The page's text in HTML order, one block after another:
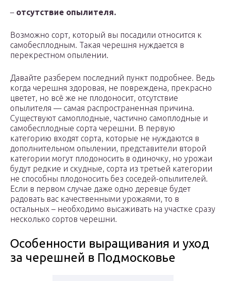
– отсутствие опылителя.
Возможно сорт, который вы посадили относится к
самобесплодным. Такая черешня нуждается в
перекрестном опылении.
Давайте разберем последний пункт подробнее. Ведь
когда черешня здоровая, не повреждена, прекрасно
цветет, но всё же не плодоносит, отсутствие
опылителя — самая распространенная причина.
Существуют самоплодные, частично самоплодные и
самобесплодные сорта черешни. В первую
категорию входят сорта, которые не нуждаются в
дополнительном опылении, представители второй
категории могут плодоносить в одиночку, но урожаи
будут редкие и скудные, сорта из третьей категории
не способны плодоносить без соседей-опылителей.
Если в первом случае даже одно деревце будет
радовать вас качественными урожаями, то в
остальных – необходимо высаживать на участке сразу
несколько сортов черешни.
Особенности выращивания и уход
за черешней в Подмосковье